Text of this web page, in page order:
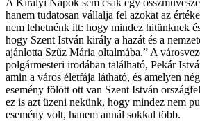
hanem tudatosan vállalja fel azokat az
nem lehetnénk itt: hogy mindez hitünknek
hogy Szent István király a hazát és a
ajánlotta Szűz Mária oltalmába.” A
polgármesteri irodában található, Pekár
amin a város életfája látható, és amelyen
esemény fölött ott van Szent István
ez is azt üzeni nekünk, hogy mindez nem
esemény volt, hanem annál sokkal több.